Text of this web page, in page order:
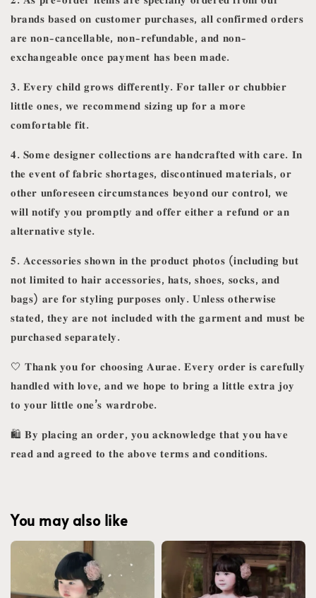
𝐛𝐫𝐚𝐧𝐝𝐬 𝐛𝐚𝐬𝐞𝐝 𝐨𝐧 𝐜𝐮𝐬𝐭𝐨𝐦𝐞𝐫 𝐩𝐮𝐫𝐜𝐡𝐚𝐬𝐞𝐬, 𝐚𝐥𝐥 𝐜𝐨𝐧𝐟𝐢𝐫𝐦𝐞𝐝 𝐨𝐫𝐝𝐞𝐫𝐬
𝐚𝐫𝐞 𝐧𝐨𝐧-𝐜𝐚𝐧𝐜𝐞𝐥𝐥𝐚𝐛𝐥𝐞, 𝐧𝐨𝐧-𝐫𝐞𝐟𝐮𝐧𝐝𝐚𝐛𝐥𝐞, 𝐚𝐧𝐝 𝐧𝐨𝐧-
𝐞𝐱𝐜𝐡𝐚𝐧𝐠𝐞𝐚𝐛𝐥𝐞 𝐨𝐧𝐜𝐞 𝐩𝐚𝐲𝐦𝐞𝐧𝐭 𝐡𝐚𝐬 𝐛𝐞𝐞𝐧 𝐦𝐚𝐝𝐞.
𝟑. 𝐄𝐯𝐞𝐫𝐲 𝐜𝐡𝐢𝐥𝐝 𝐠𝐫𝐨𝐰𝐬 𝐝𝐢𝐟𝐟𝐞𝐫𝐞𝐧𝐭𝐥𝐲. 𝐅𝐨𝐫 𝐭𝐚𝐥𝐥𝐞𝐫 𝐨𝐫 𝐜𝐡𝐮𝐛𝐛𝐢𝐞𝐫
𝐥𝐢𝐭𝐭𝐥𝐞 𝐨𝐧𝐞𝐬, 𝐰𝐞 𝐫𝐞𝐜𝐨𝐦𝐦𝐞𝐧𝐝 𝐬𝐢𝐳𝐢𝐧𝐠 𝐮𝐩 𝐟𝐨𝐫 𝐚 𝐦𝐨𝐫𝐞
𝐜𝐨𝐦𝐟𝐨𝐫𝐭𝐚𝐛𝐥𝐞 𝐟𝐢𝐭.
𝟒. 𝐒𝐨𝐦𝐞 𝐝𝐞𝐬𝐢𝐠𝐧𝐞𝐫 𝐜𝐨𝐥𝐥𝐞𝐜𝐭𝐢𝐨𝐧𝐬 𝐚𝐫𝐞 𝐡𝐚𝐧𝐝𝐜𝐫𝐚𝐟𝐭𝐞𝐝 𝐰𝐢𝐭𝐡 𝐜𝐚𝐫𝐞. 𝐈𝐧
𝐭𝐡𝐞 𝐞𝐯𝐞𝐧𝐭 𝐨𝐟 𝐟𝐚𝐛𝐫𝐢𝐜 𝐬𝐡𝐨𝐫𝐭𝐚𝐠𝐞𝐬, 𝐝𝐢𝐬𝐜𝐨𝐧𝐭𝐢𝐧𝐮𝐞𝐝 𝐦𝐚𝐭𝐞𝐫𝐢𝐚𝐥𝐬, 𝐨𝐫
𝐨𝐭𝐡𝐞𝐫 𝐮𝐧𝐟𝐨𝐫𝐞𝐬𝐞𝐞𝐧 𝐜𝐢𝐫𝐜𝐮𝐦𝐬𝐭𝐚𝐧𝐜𝐞𝐬 𝐛𝐞𝐲𝐨𝐧𝐝 𝐨𝐮𝐫 𝐜𝐨𝐧𝐭𝐫𝐨𝐥, 𝐰𝐞
𝐰𝐢𝐥𝐥 𝐧𝐨𝐭𝐢𝐟𝐲 𝐲𝐨𝐮 𝐩𝐫𝐨𝐦𝐩𝐭𝐥𝐲 𝐚𝐧𝐝 𝐨𝐟𝐟𝐞𝐫 𝐞𝐢𝐭𝐡𝐞𝐫 𝐚 𝐫𝐞𝐟𝐮𝐧𝐝 𝐨𝐫 𝐚𝐧
𝐚𝐥𝐭𝐞𝐫𝐧𝐚𝐭𝐢𝐯𝐞 𝐬𝐭𝐲𝐥𝐞.
𝟓. 𝐀𝐜𝐜𝐞𝐬𝐬𝐨𝐫𝐢𝐞𝐬 𝐬𝐡𝐨𝐰𝐧 𝐢𝐧 𝐭𝐡𝐞 𝐩𝐫𝐨𝐝𝐮𝐜𝐭 𝐩𝐡𝐨𝐭𝐨𝐬 (𝐢𝐧𝐜𝐥𝐮𝐝𝐢𝐧𝐠 𝐛𝐮𝐭
𝐧𝐨𝐭 𝐥𝐢𝐦𝐢𝐭𝐞𝐝 𝐭𝐨 𝐡𝐚𝐢𝐫 𝐚𝐜𝐜𝐞𝐬𝐬𝐨𝐫𝐢𝐞𝐬, 𝐡𝐚𝐭𝐬, 𝐬𝐡𝐨𝐞𝐬, 𝐬𝐨𝐜𝐤𝐬, 𝐚𝐧𝐝
𝐛𝐚𝐠𝐬) 𝐚𝐫𝐞 𝐟𝐨𝐫 𝐬𝐭𝐲𝐥𝐢𝐧𝐠 𝐩𝐮𝐫𝐩𝐨𝐬𝐞𝐬 𝐨𝐧𝐥𝐲. 𝐔𝐧𝐥𝐞𝐬𝐬 𝐨𝐭𝐡𝐞𝐫𝐰𝐢𝐬𝐞
𝐬𝐭𝐚𝐭𝐞𝐝, 𝐭𝐡𝐞𝐲 𝐚𝐫𝐞 𝐧𝐨𝐭 𝐢𝐧𝐜𝐥𝐮𝐝𝐞𝐝 𝐰𝐢𝐭𝐡 𝐭𝐡𝐞 𝐠𝐚𝐫𝐦𝐞𝐧𝐭 𝐚𝐧𝐝 𝐦𝐮𝐬𝐭 𝐛𝐞
𝐩𝐮𝐫𝐜𝐡𝐚𝐬𝐞𝐝 𝐬𝐞𝐩𝐚𝐫𝐚𝐭𝐞𝐥𝐲.
🤍 𝐓𝐡𝐚𝐧𝐤 𝐲𝐨𝐮 𝐟𝐨𝐫 𝐜𝐡𝐨𝐨𝐬𝐢𝐧𝐠 𝐀𝐮𝐫𝐚𝐞. 𝐄𝐯𝐞𝐫𝐲 𝐨𝐫𝐝𝐞𝐫 𝐢𝐬 𝐜𝐚𝐫𝐞𝐟𝐮𝐥𝐥𝐲
𝐡𝐚𝐧𝐝𝐥𝐞𝐝 𝐰𝐢𝐭𝐡 𝐥𝐨𝐯𝐞, 𝐚𝐧𝐝 𝐰𝐞 𝐡𝐨𝐩𝐞 𝐭𝐨 𝐛𝐫𝐢𝐧𝐠 𝐚 𝐥𝐢𝐭𝐭𝐥𝐞 𝐞𝐱𝐭𝐫𝐚 𝐣𝐨𝐲
𝐭𝐨 𝐲𝐨𝐮𝐫 𝐥𝐢𝐭𝐭𝐥𝐞 𝐨𝐧𝐞’𝐬 𝐰𝐚𝐫𝐝𝐫𝐨𝐛𝐞.
🛍️ 𝐁𝐲 𝐩𝐥𝐚𝐜𝐢𝐧𝐠 𝐚𝐧 𝐨𝐫𝐝𝐞𝐫, 𝐲𝐨𝐮 𝐚𝐜𝐤𝐧𝐨𝐰𝐥𝐞𝐝𝐠𝐞 𝐭𝐡𝐚𝐭 𝐲𝐨𝐮 𝐡𝐚𝐯𝐞
𝐫𝐞𝐚𝐝 𝐚𝐧𝐝 𝐚𝐠𝐫𝐞𝐞𝐝 𝐭𝐨 𝐭𝐡𝐞 𝐚𝐛𝐨𝐯𝐞 𝐭𝐞𝐫𝐦𝐬 𝐚𝐧𝐝 𝐜𝐨𝐧𝐝𝐢𝐭𝐢𝐨𝐧𝐬.
You may also like